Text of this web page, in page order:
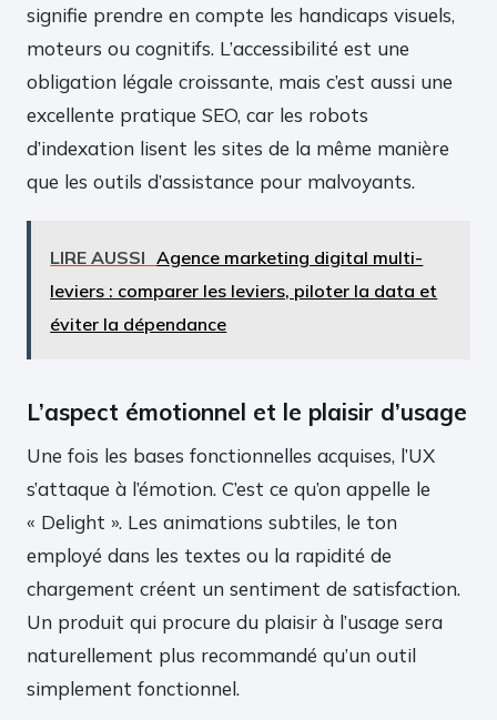
signifie prendre en compte les handicaps visuels,
moteurs ou cognitifs. L’accessibilité est une
obligation légale croissante, mais c’est aussi une
excellente pratique SEO, car les robots
d’indexation lisent les sites de la même manière
que les outils d’assistance pour malvoyants.
LIRE AUSSI Agence marketing digital multi-
leviers : comparer les leviers, piloter la data et
éviter la dépendance
L’aspect émotionnel et le plaisir d’usage
Une fois les bases fonctionnelles acquises, l’UX
s’attaque à l’émotion. C’est ce qu’on appelle le
« Delight ». Les animations subtiles, le ton
employé dans les textes ou la rapidité de
chargement créent un sentiment de satisfaction.
Un produit qui procure du plaisir à l’usage sera
naturellement plus recommandé qu’un outil
simplement fonctionnel.